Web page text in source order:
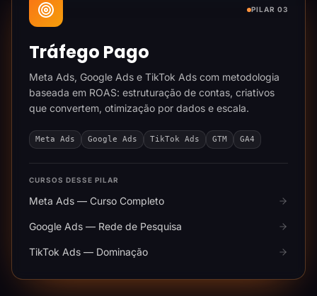
PILAR 03
Tráfego Pago
Meta Ads, Google Ads e TikTok Ads com metodologia
baseada em ROAS: estruturação de contas, criativos
que convertem, otimização por dados e escala.
Meta Ads Google Ads TikTok Ads GTM GA4
CURSOS DESSE PILAR
Meta Ads — Curso Completo
Google Ads — Rede de Pesquisa
TikTok Ads — Dominação